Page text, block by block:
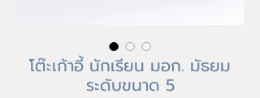
โต๊ะเก้าอี้ นักเรียน มอก. มัธยม
ระดับขนาด 5